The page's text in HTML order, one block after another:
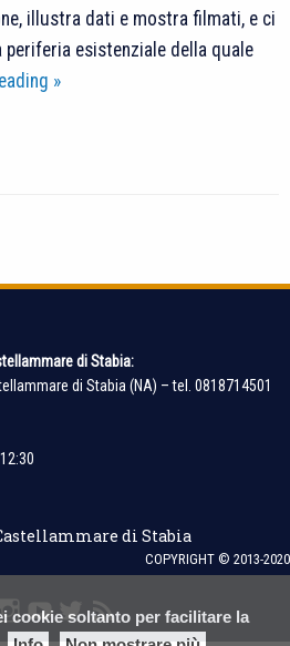
cookie soltanto per facilitare la
illustra dati e mostra filmati, e ci
esistenziale della quale
Incontro:
»
di Stabia:
di Stabia (NA) – tel. 0818714501
di Stabia
COPYRIGHT © 2013-2020
Instagram
youtubetwitterfeed